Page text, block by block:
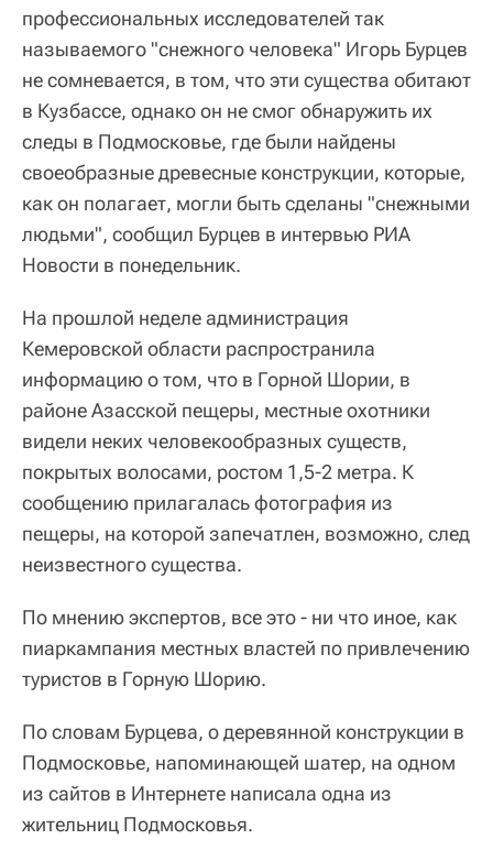
профессиональных исследователей так
называемого "снежного человека" Игорь Бурцев
не сомневается, в том, что эти существа обитают
в Кузбассе, однако он не смог обнаружить их
следы в Подмосковье, где были найдены
своеобразные древесные конструкции, которые,
как он полагает, могли быть сделаны "снежными
людьми", сообщил Бурцев в интервью РИА
Новости в понедельник.
На прошлой неделе администрация
Кемеровской области распространила
информацию о том, что в Горной Шории, в
районе Азасской пещеры, местные охотники
видели неких человекообразных существ,
покрытых волосами, ростом 1,5-2 метра. К
сообщению прилагалась фотография из
пещеры, на которой запечатлен, возможно, след
неизвестного существа.
По мнению экспертов, все это - ни что иное, как
пиаркампания местных властей по привлечению
туристов в Горную Шорию.
По словам Бурцева, о деревянной конструкции в
Подмосковье, напоминающей шатер, на одном
из сайтов в Интернете написала одна из
жительниц Подмосковья.